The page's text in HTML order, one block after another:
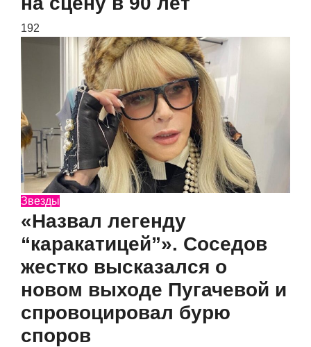
192
Звезды
«Назвал легенду
“каракатицей”». Соседов
жестко высказался о
новом выходе Пугачевой и
спровоцировал бурю
споров